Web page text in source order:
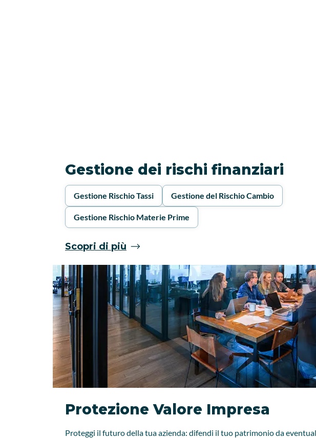
Gestione dei rischi finanziari
Gestione Rischio Tassi Gestione del Rischio Cambio
Gestione Rischio Materie Prime
Scopri di più
Protezione Valore Impresa
Proteggi il futuro della tua azienda: difendi il tuo patrimonio da